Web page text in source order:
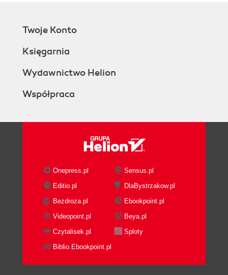
Twoje Konto
Księgarnia
Wydawnictwo Helion
Współpraca
Onepress.pl
Sensus.pl
Editio.pl
DlaBystrzakow.pl
Bezdroza.pl
Ebookpoint.pl
Videopoint.pl
Beya.pl
Czytalisek.pl
Sploty
Biblio.Ebookpoint.pl